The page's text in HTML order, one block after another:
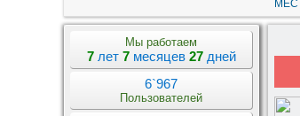
Мы работаем
7лет 7месяцев 27дней
6`967
Пользователей